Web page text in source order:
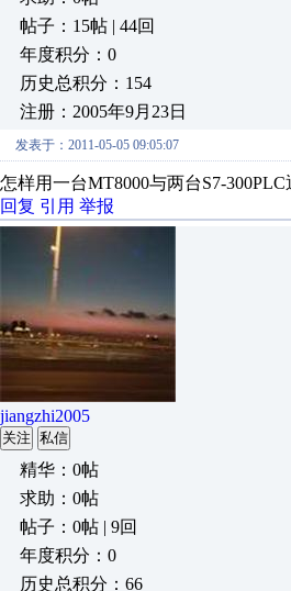
帖子：15帖 | 44回
年度积分：0
历史总积分：154
注册：2005年9月23日
发表于：2011-05-05 09:05:07
怎样用一台MT8000与两台S7-
回复 引用 举报
jiangzhi2005
关注 私信
精华：0帖
求助：0帖
帖子：0帖 | 9回
年度积分：0
历史总积分：66